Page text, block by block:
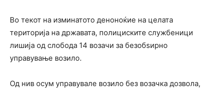
Во текот на изминатото деноноќие на целата
територија на државата, полициските службеници
лишија од слобода 14 возачи за безобѕирно
управување возило.
Од нив осум управувале возило без возачка дозвола,